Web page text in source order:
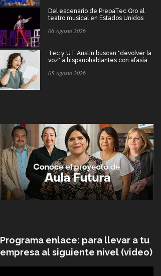
Del escenario de PrepaTec Qro al
teatro musical en Estados Unidos
06 Agosto 2026
Tec y UT Austin buscan "devolver la
voz" a hispanohablantes con afasia
05 Agosto 2026
Programa enlace: para llevar a tu
empresa al siguiente nivel (video)